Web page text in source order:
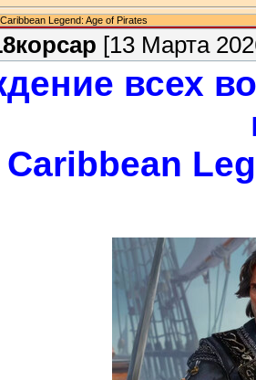
Legend: Age of Pirates
[13 Марта
всех
Caribbean